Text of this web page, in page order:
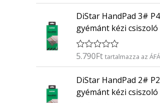
/
é
e
é
s
/
DiStar HandPad 3#
gyémánt kézi csiszoló
É
é
e
5.790Ft tartalmazza az
DiStar HandPad 2#
gyémánt kézi csiszoló